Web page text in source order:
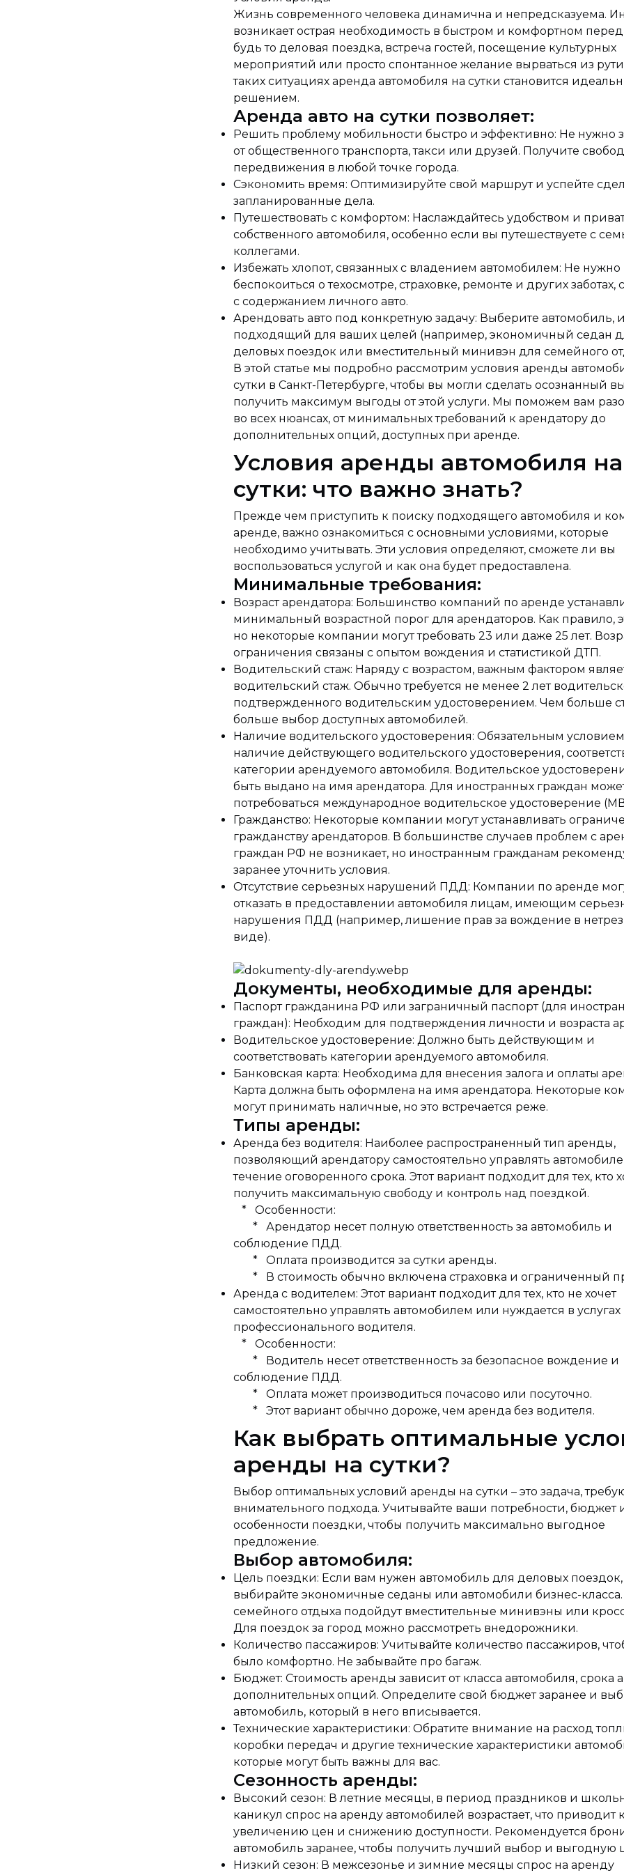
Жизнь современного человека динамична и непредсказуема.
возникает острая необходимость в быстром и комфортном
будь то деловая поездка, встреча гостей, посещение культурных
мероприятий или просто спонтанное желание вырваться из
таких ситуациях аренда автомобиля на сутки становится
решением.
Аренда авто на сутки позволяет:
Решить проблему мобильности быстро и эффективно: Не нужно
от общественного транспорта, такси или друзей. Получите
передвижения в любой точке города.
Сэкономить время: Оптимизируйте свой маршрут и успейте
запланированные дела.
Путешествовать с комфортом: Наслаждайтесь удобством и
собственного автомобиля, особенно если вы путешествуете с
коллегами.
Избежать хлопот, связанных с владением автомобилем: Не нужно
беспокоиться о техосмотре, страховке, ремонте и других заботах,
с содержанием личного авто.
Арендовать авто под конкретную задачу: Выберите автомобиль,
подходящий для ваших целей (например, экономичный седан
деловых поездок или вместительный минивэн для семейного
В этой статье мы подробно рассмотрим условия аренды
сутки в Санкт-Петербурге, чтобы вы могли сделать осознанный
получить максимум выгоды от этой услуги. Мы поможем вам
во всех нюансах, от минимальных требований к арендатору до
дополнительных опций, доступных при аренде.
Условия аренды автомобиля на
сутки: что важно знать?
Прежде чем приступить к поиску подходящего автомобиля и
аренде, важно ознакомиться с основными условиями, которые
необходимо учитывать. Эти условия определяют, сможете ли вы
воспользоваться услугой и как она будет предоставлена.
Минимальные требования:
Возраст арендатора: Большинство компаний по аренде
минимальный возрастной порог для арендаторов. Как правило,
но некоторые компании могут требовать 23 или даже 25 лет.
ограничения связаны с опытом вождения и статистикой ДТП.
Водительский стаж: Наряду с возрастом, важным фактором
водительский стаж. Обычно требуется не менее 2 лет
подтвержденного водительским удостоверением. Чем больше
больше выбор доступных автомобилей.
Наличие водительского удостоверения: Обязательным условием
наличие действующего водительского удостоверения,
категории арендуемого автомобиля. Водительское
быть выдано на имя арендатора. Для иностранных граждан
потребоваться международное водительское удостоверение
Гражданство: Некоторые компании могут устанавливать
гражданству арендаторов. В большинстве случаев проблем с
граждан РФ не возникает, но иностранным гражданам
заранее уточнить условия.
Отсутствие серьезных нарушений ПДД: Компании по аренде
отказать в предоставлении автомобиля лицам, имеющим
нарушения ПДД (например, лишение прав за вождение в
виде).
Документы, необходимые для аренды:
Паспорт гражданина РФ или заграничный паспорт (для
граждан): Необходим для подтверждения личности и возраста
Водительское удостоверение: Должно быть действующим и
соответствовать категории арендуемого автомобиля.
Банковская карта: Необходима для внесения залога и оплаты
Карта должна быть оформлена на имя арендатора. Некоторые
могут принимать наличные, но это встречается реже.
Типы аренды:
Аренда без водителя: Наиболее распространенный тип аренды,
позволяющий арендатору самостоятельно управлять
течение оговоренного срока. Этот вариант подходит для тех, кто
получить максимальную свободу и контроль над поездкой.
* Особенности:
* Арендатор несет полную ответственность за автомобиль и
соблюдение ПДД.
* Оплата производится за сутки аренды.
* В стоимость обычно включена страховка и ограниченный
Аренда с водителем: Этот вариант подходит для тех, кто не хочет
самостоятельно управлять автомобилем или нуждается в услугах
профессионального водителя.
* Особенности:
* Водитель несет ответственность за безопасное вождение и
соблюдение ПДД.
* Оплата может производиться почасово или посуточно.
* Этот вариант обычно дороже, чем аренда без водителя.
Как выбрать оптимальные
аренды на сутки?
Выбор оптимальных условий аренды на сутки – это задача,
внимательного подхода. Учитывайте ваши потребности, бюджет
особенности поездки, чтобы получить максимально выгодное
предложение.
Выбор автомобиля:
Цель поездки: Если вам нужен автомобиль для деловых поездок,
выбирайте экономичные седаны или автомобили бизнес-
семейного отдыха подойдут вместительные минивэны или
Для поездок за город можно рассмотреть внедорожники.
Количество пассажиров: Учитывайте количество пассажиров,
было комфортно. Не забывайте про багаж.
Бюджет: Стоимость аренды зависит от класса автомобиля, срока
дополнительных опций. Определите свой бюджет заранее и
автомобиль, который в него вписывается.
Технические характеристики: Обратите внимание на расход
коробки передач и другие технические характеристики
которые могут быть важны для вас.
Сезонность аренды:
Высокий сезон: В летние месяцы, в период праздников и
каникул спрос на аренду автомобилей возрастает, что приводит к
увеличению цен и снижению доступности. Рекомендуется
автомобиль заранее, чтобы получить лучший выбор и выгодную
Низкий сезон: В межсезонье и зимние месяцы спрос на аренду